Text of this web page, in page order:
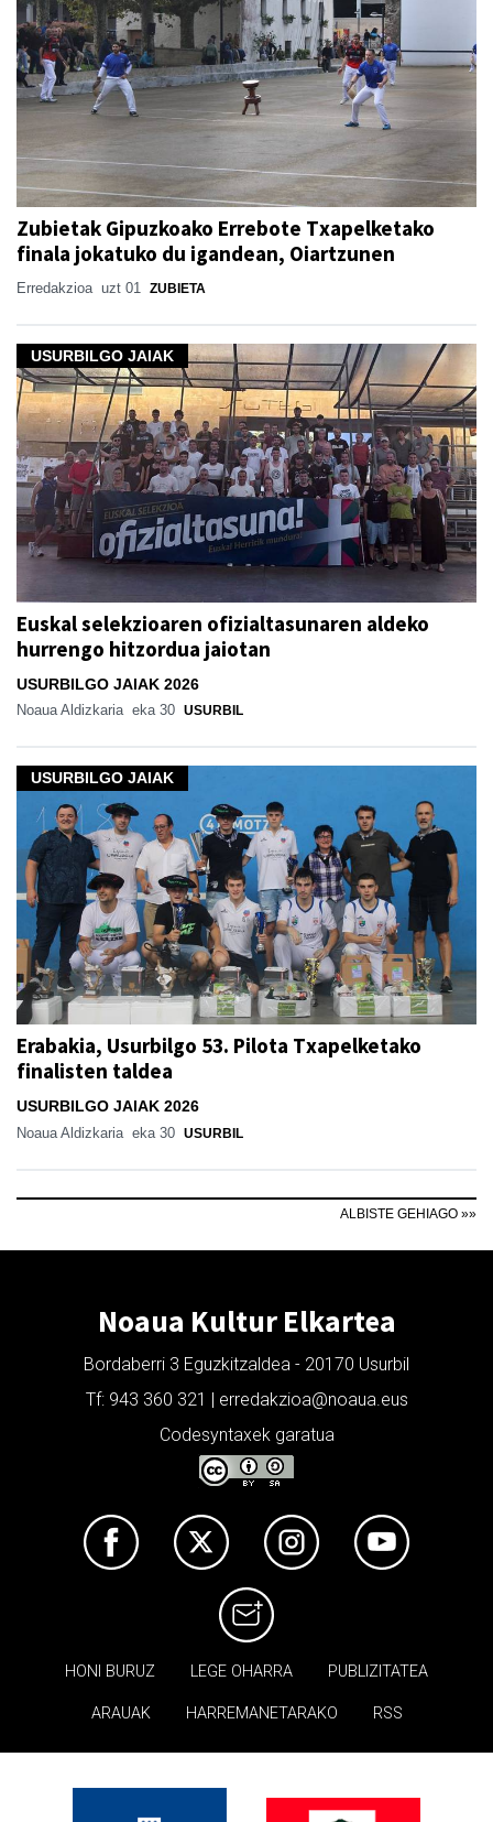
Zubietak Gipuzkoako Errebote Txapelketako
finala jokatuko du igandean, Oiartzunen
Erredakzioa uzt 01 ZUBIETA
USURBILGO JAIAK
Euskal selekzioaren ofizialtasunaren aldeko
hurrengo hitzordua jaiotan
USURBILGO JAIAK 2026
Noaua Aldizkaria eka 30 USURBIL
USURBILGO JAIAK
Erabakia, Usurbilgo 53. Pilota Txapelketako
finalisten taldea
USURBILGO JAIAK 2026
Noaua Aldizkaria eka 30 USURBIL
ALBISTE GEHIAGO »»
Noaua Kultur Elkartea
Bordaberri 3 Eguzkitzaldea - 20170 Usurbil
Tf: 943 360 321 | erredakzioa@noaua.eus
Codesyntaxek garatua
HONI BURUZ LEGE OHARRA PUBLIZITATEA
ARAUAK HARREMANETARAKO RSS